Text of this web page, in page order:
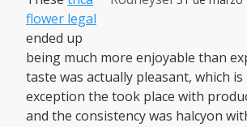
flower legal
ended up
being much more enjoyable than
taste was actually pleasant, which
exception the took place with
and the consistency was halcyon